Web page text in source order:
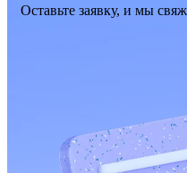
Оставьте заявку, и мы